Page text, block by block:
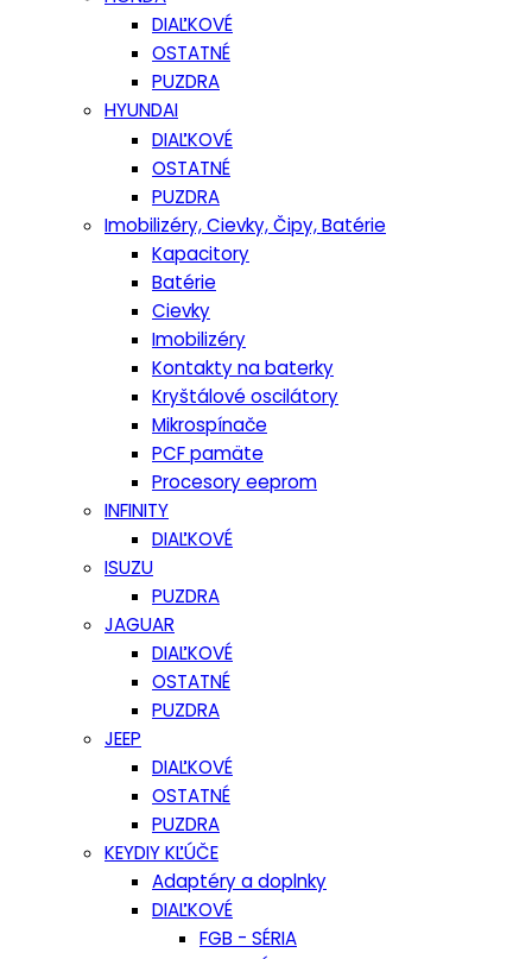
DIAĽKOVÉ
OSTATNÉ
PUZDRA
HYUNDAI
DIAĽKOVÉ
OSTATNÉ
PUZDRA
Imobilizéry, Cievky, Čipy, Batérie
Kapacitory
Batérie
Cievky
Imobilizéry
Kontakty na baterky
Kryštálové oscilátory
Mikrospínače
PCF pamäte
Procesory eeprom
INFINITY
DIAĽKOVÉ
ISUZU
PUZDRA
JAGUAR
DIAĽKOVÉ
OSTATNÉ
PUZDRA
JEEP
DIAĽKOVÉ
OSTATNÉ
PUZDRA
KEYDIY KĽÚČE
Adaptéry a doplnky
DIAĽKOVÉ
FGB - SÉRIA